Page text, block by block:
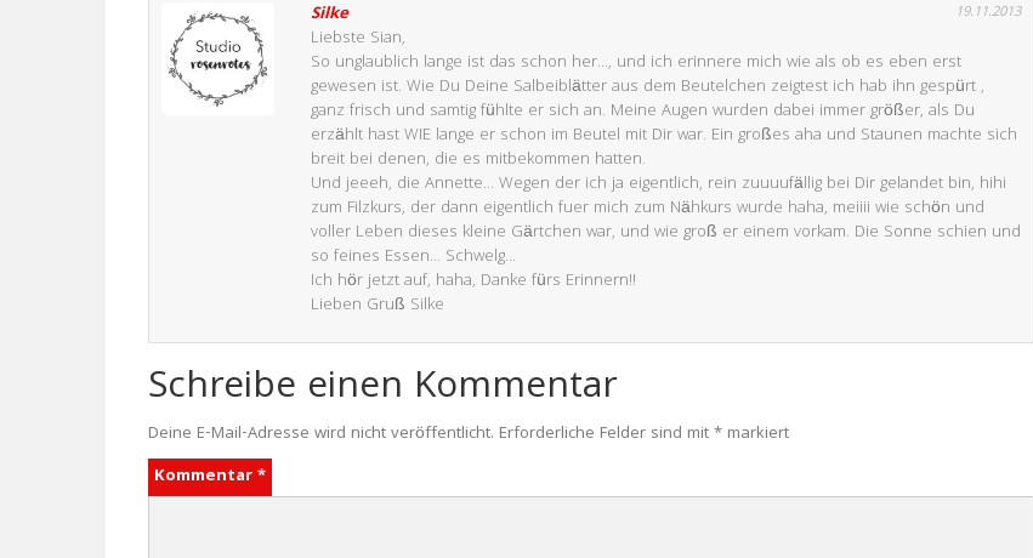
Silke 19.11.2013
Liebste Sian,
So unglaublich lange ist das schon her…, und ich erinnere mich wie als ob es eben erst
gewesen ist. Wie Du Deine Salbeiblätter aus dem Beutelchen zeigtest ich hab ihn gespürt ,
ganz frisch und samtig fühlte er sich an. Meine Augen wurden dabei immer größer, als Du
erzählt hast WIE lange er schon im Beutel mit Dir war. Ein großes aha und Staunen machte sich
breit bei denen, die es mitbekommen hatten.
Und jeeeh, die Annette… Wegen der ich ja eigentlich, rein zuuuufällig bei Dir gelandet bin, hihi
zum Filzkurs, der dann eigentlich fuer mich zum Nähkurs wurde haha, meiiii wie schön und
voller Leben dieses kleine Gärtchen war, und wie groß er einem vorkam. Die Sonne schien und
so feines Essen… Schwelg…
Ich hör jetzt auf, haha, Danke fürs Erinnern!!
Lieben Gruß Silke
Schreibe einen Kommentar
Deine E-Mail-Adresse wird nicht veröffentlicht. Erforderliche Felder sind mit* markiert
Kommentar*